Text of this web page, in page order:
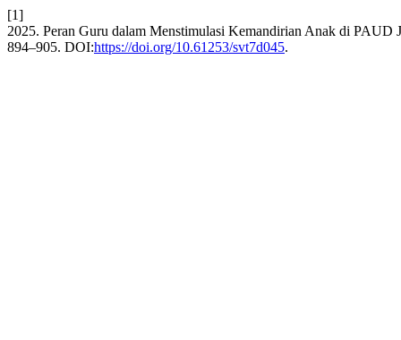
[1]
2025. Peran Guru dalam Menstimulasi Kemandirian Anak di PAUD
894–905. DOI:https://doi.org/10.61253/svt7d045.